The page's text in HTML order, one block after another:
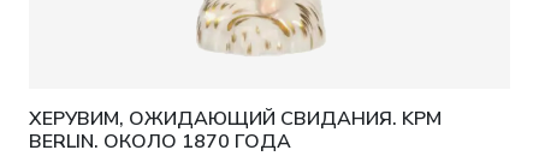
ХЕРУВИМ, ОЖИДАЮЩИЙ СВИДАНИЯ. KPM
BERLIN. ОКОЛО 1870 ГОДА